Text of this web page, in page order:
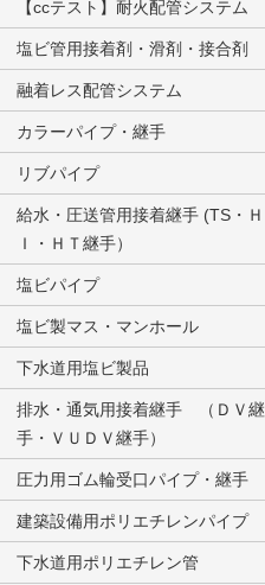
【ccテスト】耐火配管システム
塩ビ管用接着剤・滑剤・接合剤
融着レス配管システム
カラーパイプ・継手
リブパイプ
給水・圧送管用接着継手 (TS・Ｈ
Ｉ・ＨＴ継手）
塩ビパイプ
塩ビ製マス・マンホール
下水道用塩ビ製品
排水・通気用接着継手 （ＤＶ継
手・ＶＵＤＶ継手）
圧力用ゴム輪受口パイプ・継手
建築設備用ポリエチレンパイプ
下水道用ポリエチレン管